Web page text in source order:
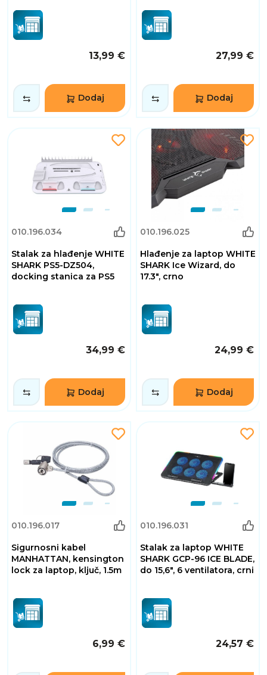
13,99 €
Dodaj
27,99 €
Dodaj
010.196.034
Stalak za hlađenje WHITE
SHARK PS5-DZ504,
docking stanica za PS5
34,99 €
Dodaj
010.196.025
Hlađenje za laptop WHITE
SHARK Ice Wizard, do
17.3", crno
24,99 €
Dodaj
010.196.017
Sigurnosni kabel
MANHATTAN, kensington
lock za laptop, ključ, 1.5m
6,99 €
010.196.031
Stalak za laptop WHITE
SHARK GCP-96 ICE BLADE,
do 15,6", 6 ventilatora, crni
24,57 €